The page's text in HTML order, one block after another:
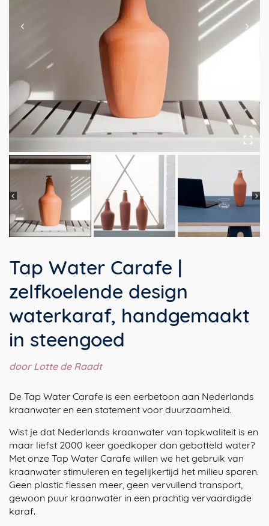
Tap Water Carafe |
zelfkoelende design
waterkaraf, handgemaakt
in steengoed
door Lotte de Raadt
De Tap Water Carafe is een eerbetoon aan Nederlands
kraanwater en een statement voor duurzaamheid.
Wist je dat Nederlands kraanwater van topkwaliteit is en
maar liefst 2000 keer goedkoper dan gebotteld water?
Met onze Tap Water Carafe willen we het gebruik van
kraanwater stimuleren en tegelijkertijd het milieu sparen.
Geen plastic flessen meer, geen vervuilend transport,
gewoon puur kraanwater in een prachtig vervaardigde
karaf.